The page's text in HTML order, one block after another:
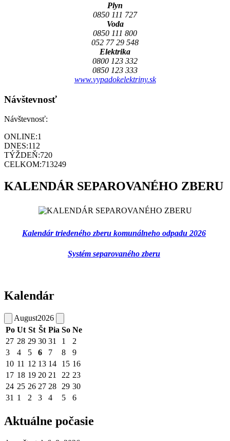
Plyn
0850 111 727
Voda
0850 111 800
052 77 29 548
Elektrika
0800 123 332
0850 123 333
www.vypadokelektriny.sk
Návštevnosť
Návštevnosť:
ONLINE:1
DNES:112
TÝŽDEŇ:720
CELKOM:713249
KALENDÁR SEPAROVANÉHO ZBERU
Kalendár triedeného zberu komunálneho odpadu 2026
Systém separovaného zberu
Kalendár
August2026
Po Ut St Št Pia So Ne
27 28 29 30 31 1
2
3
4 5 6 7 8
9
10 11 12 13 14 15 16
17 18 19 20 21 22 23
24 25 26 27 28 29 30
31 1 2 3 4 5 6
Aktuálne počasie